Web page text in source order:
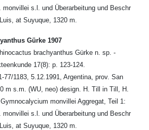
monvillei s.l. und Überarbeitung und Beschr
at Suyuque, 1320 m.
Gürke 1907
brachyanthus Gürke n. sp. -
17(8): p. 123-124.
77/1183, 5.12.1991, Argentina, prov. San
m s.m. (WU, neo) design. H. Till in Till, H.
monvillei Aggregat, Teil 1:
monvillei s.l. und Überarbeitung und Beschr
at Suyuque, 1320 m.